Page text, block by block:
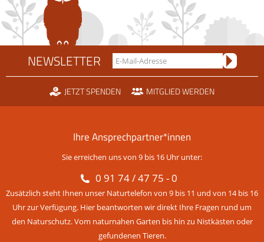
NEWSLETTER
JETZT SPENDEN MITGLIED WERDEN
Ihre Ansprechpartner*innen
Sie erreichen uns von 9 bis 16 Uhr unter:
0 91 74 / 47 75 - 0
Zusätzlich steht Ihnen unser Naturtelefon von 9 bis 11 und von 14 bis 16
Uhr zur Verfügung. Hier beantworten wir direkt Ihre Fragen rund um
den Naturschutz. Vom naturnahen Garten bis hin zu Nistkästen oder
gefundenen Tieren.